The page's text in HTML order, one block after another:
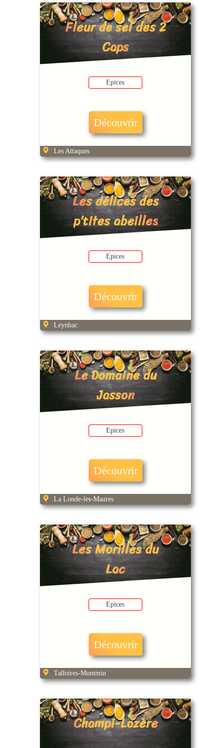
Fleur de sel des 2
Caps
Epices
Découvrir
Les Attaques
Les délices des
p’tites abeilles
Epices
Découvrir
Leynhac
Le Domaine du
Jasson
Epices
Découvrir
La Londe-les-Maures
Les Morilles du
Lac
Epices
Découvrir
Talloires-Montmin
Champi-Lozère